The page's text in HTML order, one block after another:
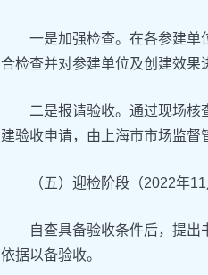
一是加强检查。在各参建单
合检查并对参建单位及创建效果
二是报请验收。通过现场核
建验收申请，由上海市市场监督
（五）迎检阶段（2022年11
自查具备验收条件后，提
依据以备验收。